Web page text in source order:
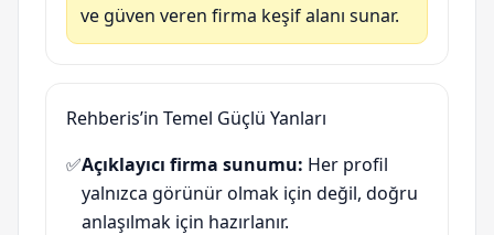
ve güven veren firma keşif alanı sunar.
Rehberis’in Temel Güçlü Yanları
✅Açıklayıcı firma sunumu: Her profil
yalnızca görünür olmak için değil, doğru
anlaşılmak için hazırlanır.